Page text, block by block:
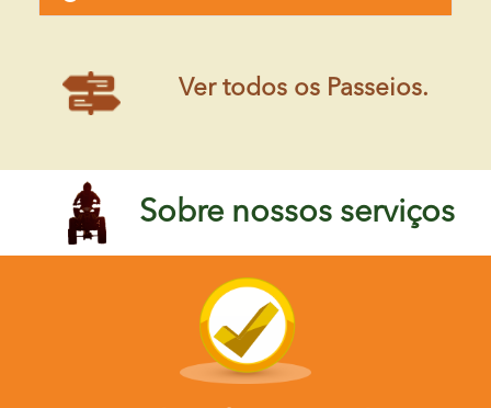
Ver todos os Passeios.
Sobre nossos serviços